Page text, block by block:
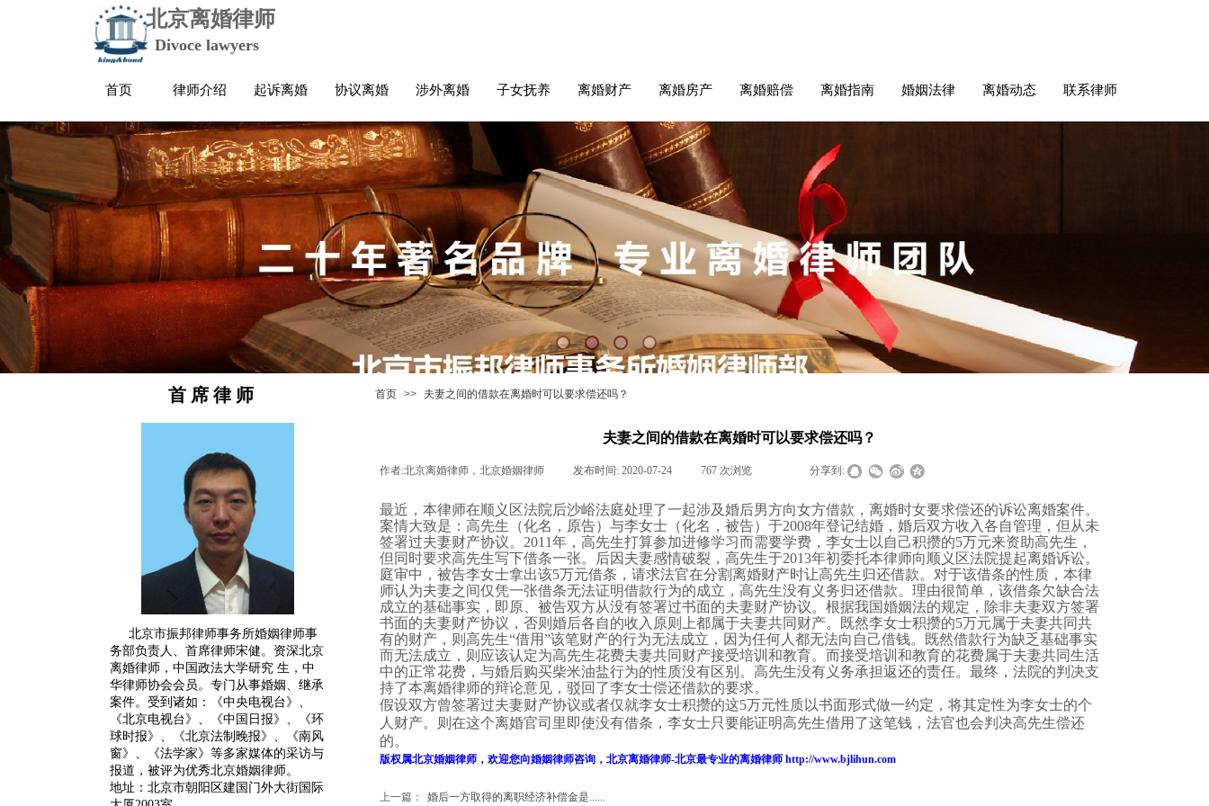
北京离婚律师
Divoce lawyers
首页 律师介绍 起诉离婚 协议离婚 涉外离婚 子女抚养 离婚财产 离婚房产 离婚赔偿 离婚指南 婚姻法律 离婚动态 联系律师
首 席 律 师 首页 >> 夫妻之间的借款在离婚时可以要求偿还吗？
夫妻之间的借款在离婚时可以要求偿还吗？
作者:北京离婚律师，北京婚姻律师 发布时间: 2020-07-24 767 次浏览 分享到:
最近，本律师在顺义区法院后沙峪法庭处理了一起涉及婚后男方向女方借款，离婚时女要求偿还的诉讼离婚案件。
案情大致是：高先生（化名，原告）与李女士（化名，被告）于2008年登记结婚，婚后双方收入各自管理，但从未
签署过夫妻财产协议。 2011年，高先生打算参加进修学习而需要学费，李女士以自己积攒的5万元来资助高先生，
但同时要求高先生写下借条一张。后因夫妻感情破裂，高先生于2013年初委托本律师向顺义区法院提起离婚诉讼。
庭审中，被告李女士拿出该5万元借条，请求法官在分割离婚财产时让高先生归还借款。对于该借条的性质，本律
师认为夫妻之间仅凭一张借条无法证明借款行为的成立，高先生没有义务归还借款。理由很简单，该借条欠缺合法
成立的基础事实，即原、被告双方从没有签署过书面的夫妻财产协议。根据我国婚姻法的规定，除非夫妻双方签署
书面的夫妻财产协议，否则婚后各自的收入原则上都属于夫妻共同财产。既然李女士积攒的5万元属于夫妻共同共
有的财产，则高先生“借用”该笔财产的行为无法成立，因为任何人都无法向自己借钱。既然借款行为缺乏基础事实
而无法成立，则应该认定为高先生花费夫妻共同财产接受培训和教育。而接受培训和教育的花费属于夫妻共同生活
中的正常花费，与婚后购买柴米油盐行为的性质没有区别。高先生没有义务承担返还的责任。最终，法院的判决支
持了本离婚律师的辩论意见，驳回了李女士偿还借款的要求。
假设双方曾签署过夫妻财产协议或者仅就李女士积攒的这5万元性质以书面形式做一约定，将其定性为李女士的个
人财产。则在这个离婚官司里即使没有借条，李女士只要能证明高先生借用了这笔钱，法官也会判决高先生偿还
的。
版权属北京婚姻律师 ，欢迎您向婚姻律师咨询， 北京离婚律师-北京最专业的离婚律师 http://www.bjlihun.com
上一篇： 婚后一方取得的离职经济补偿金是......
北京市振邦律师事务所婚姻律师事
务部负责人、首席律师宋健。 资深北京
离婚律师 ，中国政法大学研究 生，中
华律师协会会员。专门从事婚姻、继承
案件。受到诸如：《中央电视台》、
《北京电视台》、《中国日报》、《环
球时报》、《北京法制晚报》、《南风
窗》、《法学家》等多家媒体的采访与
报道，被评为优秀北京婚姻律师。
地址：北京市朝阳区建国门外大街国际